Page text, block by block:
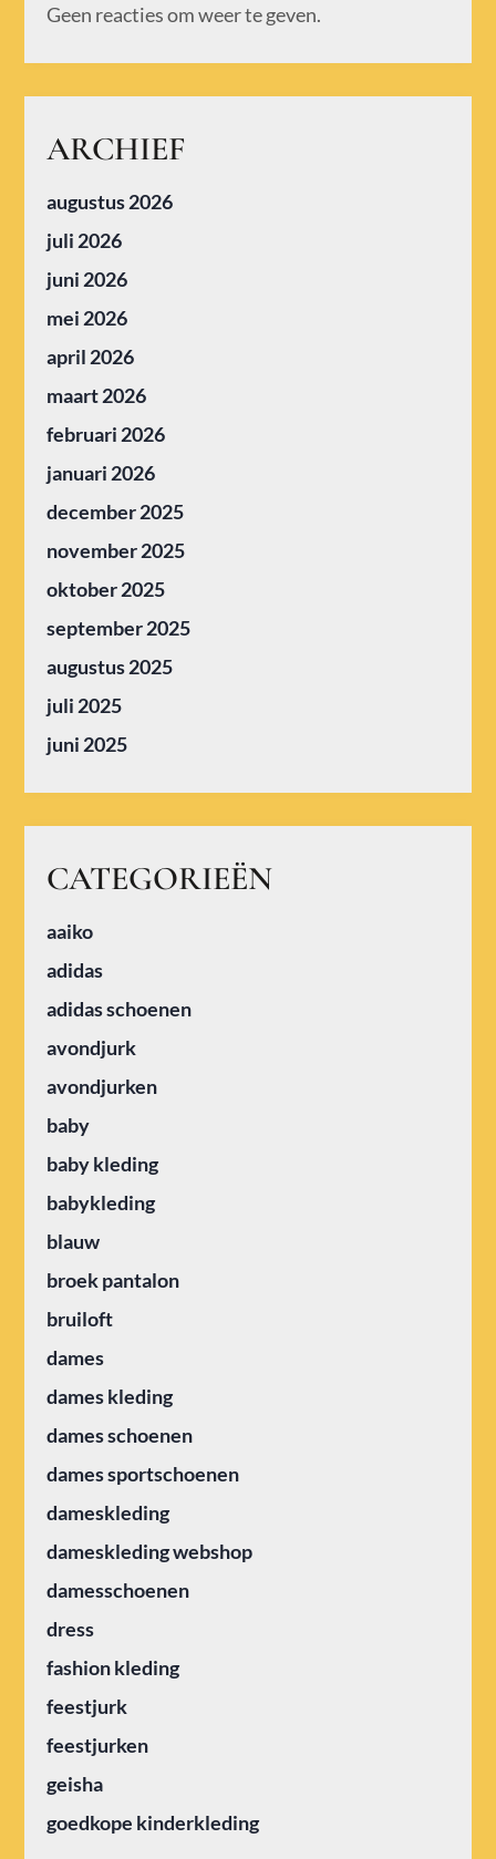
Geen reacties om weer te geven.
ARCHIEF
augustus 2026
juli 2026
juni 2026
mei 2026
april 2026
maart 2026
februari 2026
januari 2026
december 2025
november 2025
oktober 2025
september 2025
augustus 2025
juli 2025
juni 2025
CATEGORIEËN
aaiko
adidas
adidas schoenen
avondjurk
avondjurken
baby
baby kleding
babykleding
blauw
broek pantalon
bruiloft
dames
dames kleding
dames schoenen
dames sportschoenen
dameskleding
dameskleding webshop
damesschoenen
dress
fashion kleding
feestjurk
feestjurken
geisha
goedkope kinderkleding